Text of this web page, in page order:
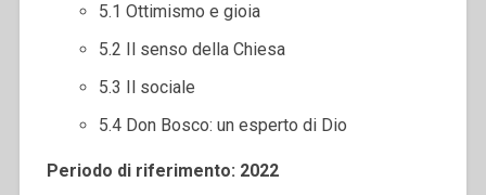
5.1 Ottimismo e gioia
5.2 Il senso della Chiesa
5.3 Il sociale
5.4 Don Bosco: un esperto di Dio
Periodo di riferimento: 2022